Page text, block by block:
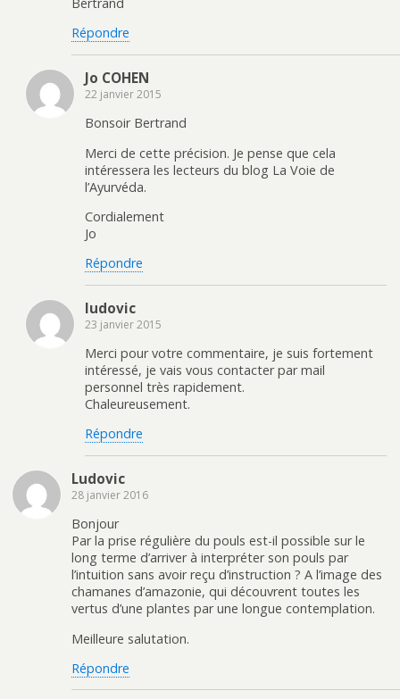
Répondre
Jo COHEN
22 janvier 2015
Bonsoir Bertrand
Merci de cette précision. Je pense que cela
intéressera les lecteurs du blog La Voie de
l’Ayurvéda.
Cordialement
Jo
Répondre
ludovic
23 janvier 2015
Merci pour votre commentaire, je suis fortement
intéressé, je vais vous contacter par mail
personnel très rapidement.
Chaleureusement.
Répondre
Ludovic
28 janvier 2016
Bonjour
Par la prise régulière du pouls est-il possible sur le
long terme d’arriver à interpréter son pouls par
l’intuition sans avoir reçu d’instruction ? A l’image des
chamanes d’amazonie, qui découvrent toutes les
vertus d’une plantes par une longue contemplation.
Meilleure salutation.
Répondre